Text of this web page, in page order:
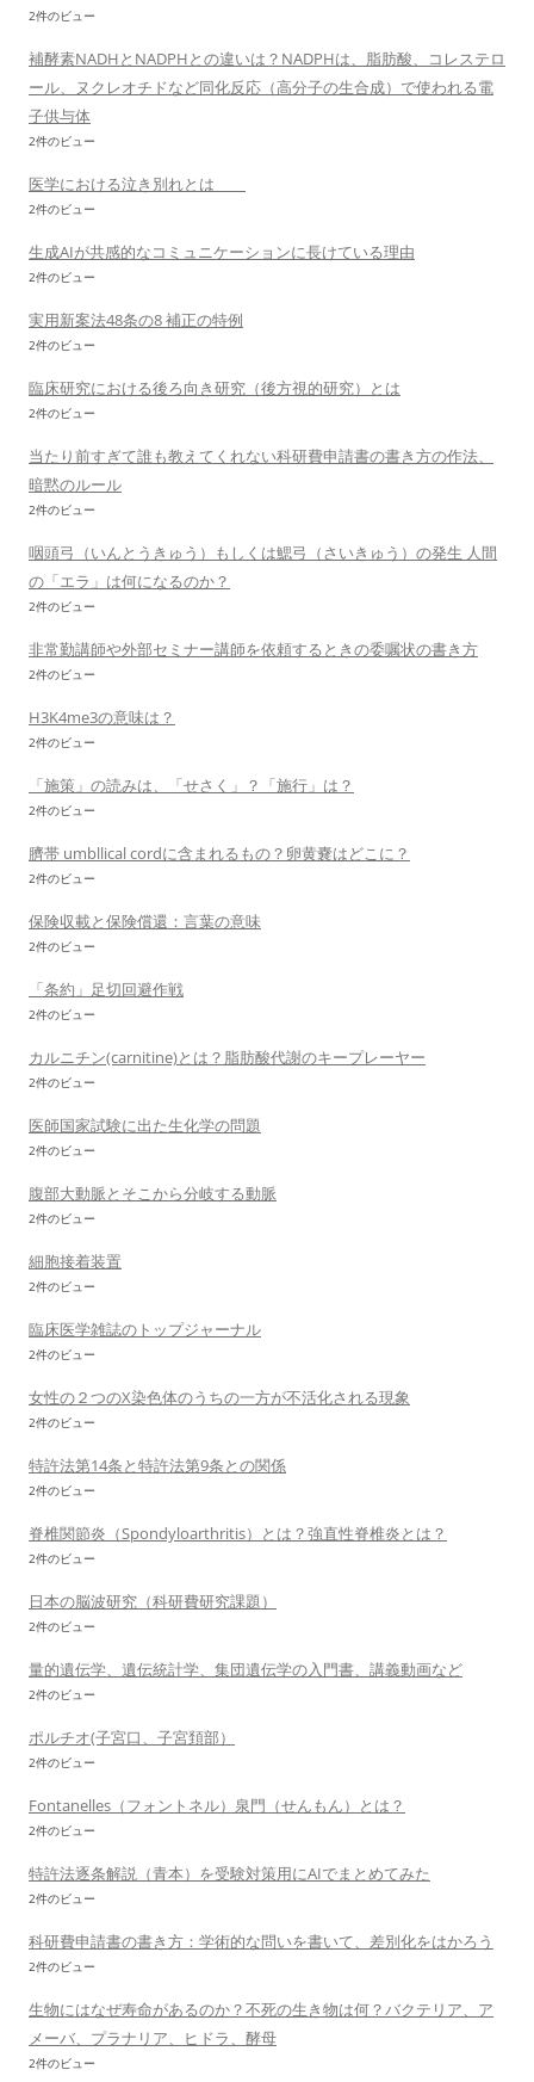
2件のビュー
補酵素NADHとNADPHとの違いは？NADPHは、脂肪酸、コレステロ
ール、ヌクレオチドなど同化反応（高分子の生合成）で使われる電
子供与体
2件のビュー
医学における泣き別れとは
2件のビュー
生成AIが共感的なコミュニケーションに長けている理由
2件のビュー
実用新案法48条の8 補正の特例
2件のビュー
臨床研究における後ろ向き研究（後方視的研究）とは
2件のビュー
当たり前すぎて誰も教えてくれない科研費申請書の書き方の作法、
暗黙のルール
2件のビュー
咽頭弓（いんとうきゅう）もしくは鰓弓（さいきゅう）の発生 人間
の「エラ」は何になるのか？
2件のビュー
非常勤講師や外部セミナー講師を依頼するときの委嘱状の書き方
2件のビュー
H3K4me3の意味は？
2件のビュー
「施策」の読みは、「せさく」？「施行」は？
2件のビュー
臍帯 umbllical cordに含まれるもの？卵黄嚢はどこに？
2件のビュー
保険収載と保険償還：言葉の意味
2件のビュー
「条約」足切回避作戦
2件のビュー
カルニチン(carnitine)とは？脂肪酸代謝のキープレーヤー
2件のビュー
医師国家試験に出た生化学の問題
2件のビュー
腹部大動脈とそこから分岐する動脈
2件のビュー
細胞接着装置
2件のビュー
臨床医学雑誌のトップジャーナル
2件のビュー
女性の２つのX染色体のうちの一方が不活化される現象
2件のビュー
特許法第14条と特許法第9条との関係
2件のビュー
脊椎関節炎（Spondyloarthritis）とは？強直性脊椎炎とは？
2件のビュー
日本の脳波研究（科研費研究課題）
2件のビュー
量的遺伝学、遺伝統計学、集団遺伝学の入門書、講義動画など
2件のビュー
ポルチオ(子宮口、子宮頚部）
2件のビュー
Fontanelles（フォントネル）泉門（せんもん）とは？
2件のビュー
特許法逐条解説（青本）を受験対策用にAIでまとめてみた
2件のビュー
科研費申請書の書き方：学術的な問いを書いて、差別化をはかろう
2件のビュー
生物にはなぜ寿命があるのか？不死の生き物は何？バクテリア、ア
メーバ、プラナリア、ヒドラ、酵母
2件のビュー